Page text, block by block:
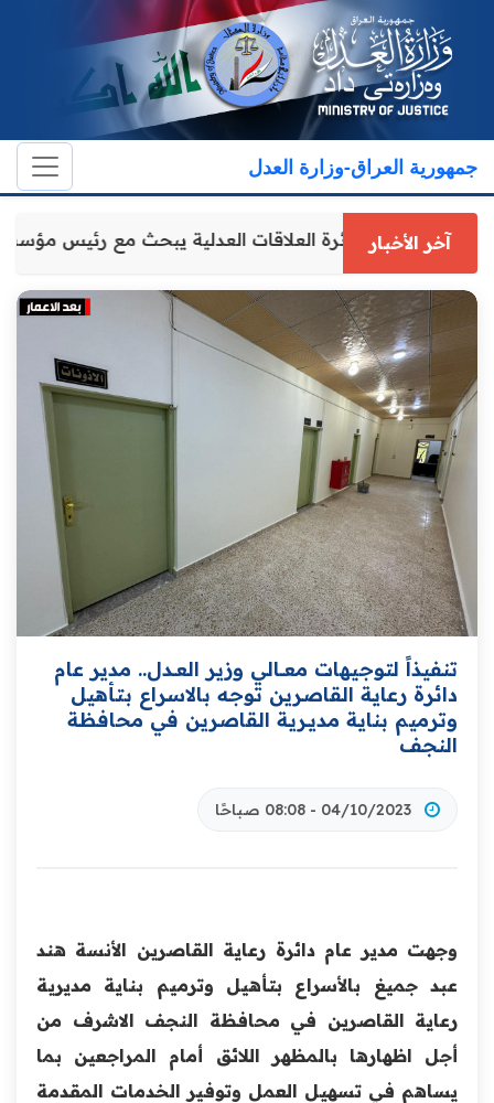
جمهورية العراق-وزارة العدل
آخر الأخبارمدير عام دائرة العلاقات العدلية يبحث مع رئيس
تنفيذاً لتوجيهات معـــالي وزير العــدل.. مدير عام
دائرة رعاية القاصرين توجه بالاسراع بتأهيل
وترميم بناية مديــرية القاصرين في محافظة
النجف
04/10/2023 - 08:08 صباحًا
وجهت مدير عام دائرة رعاية القاصرين الأنسة هند
عبد جميغ بالأسراع بتأهيل وترميم بناية مديرية
رعاية القاصرين في محافظة النجف الاشرف من
أجل اظهارها بالمظهر اللائق أمام المراجعين بما
يساهم في تسهيل العمل وتوفير الخدمات المقدمة